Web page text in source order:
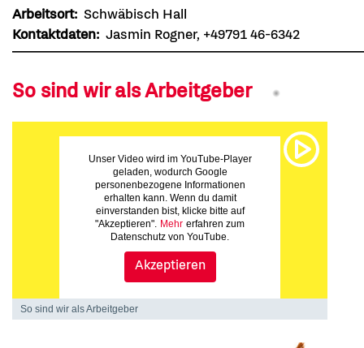
Arbeitsort: Schwäbisch Hall
Kontaktdaten: Jasmin Rogner, +49791 46-6342
So sind wir als Arbeitgeber
Unser Video wird im YouTube-Player
geladen, wodurch Google
personenbezogene Informationen
erhalten kann. Wenn du damit
einverstanden bist, klicke bitte auf
"Akzeptieren". Mehr erfahren zum
Datenschutz von YouTube.
Akzeptieren
So sind wir als Arbeitgeber